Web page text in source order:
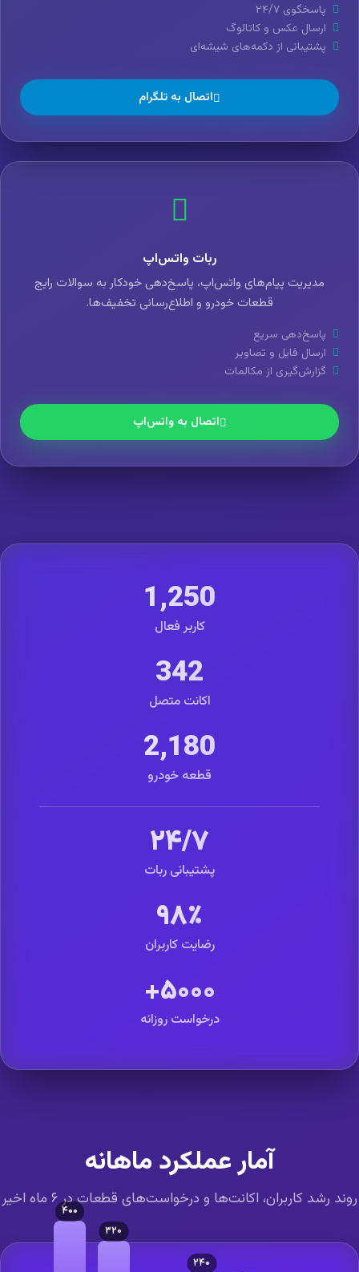
پاسخگوی ۲۴/۷
ارسال عکس و کاتالوگ
پشتیبانی از دکمه‌های شیشه‌ای
اتصال به تلگرام
ربات واتس‌اپ
مدیریت پیام‌های واتس‌اپ، پاسخ‌دهی خودکار به سوالات رایج
قطعات خودرو و اطلاع‌رسانی تخفیف‌ها.
پاسخ‌دهی سریع
ارسال فایل و تصاویر
گزارش‌گیری از مکالمات
اتصال به واتس‌اپ
1,250
کاربر فعال
342
اکانت متصل
2,180
قطعه خودرو
۲۴/۷
پشتیبانی ربات
۹۸٪
رضایت کاربران
۵۰۰۰+
درخواست روزانه
آمار عملکرد ماهانه
رشد کاربران، اکانت‌ها و درخواست‌های قطعات در ۶ ماه اخیر
۲۴۰
۳۲۰
۴۰۰